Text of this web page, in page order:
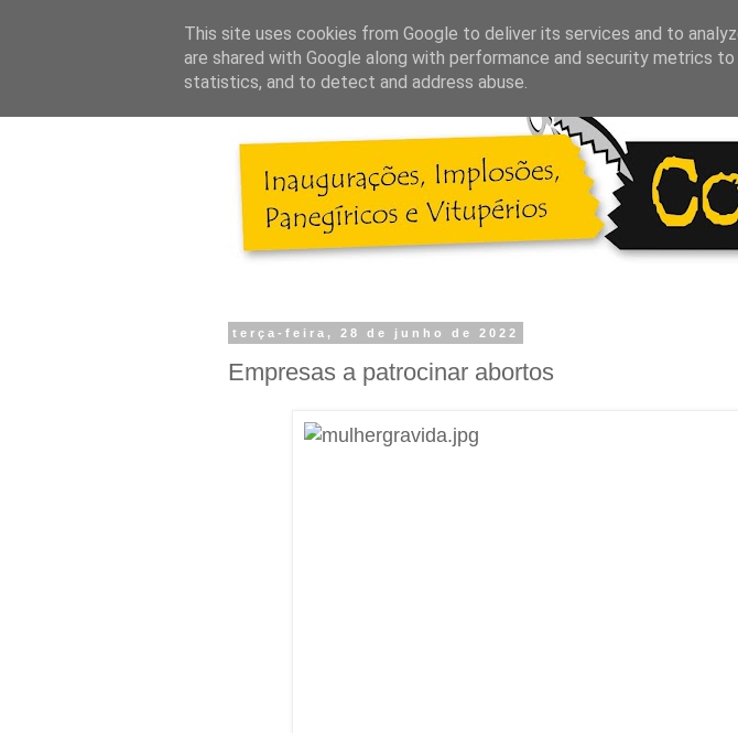
terça-feira, 28 de junho de 2022
Empresas a patrocinar abortos
This site uses cookies from Google to deliver its services and to
are shared with Google along with performance and security metrics
statistics, and to detect and address abuse.